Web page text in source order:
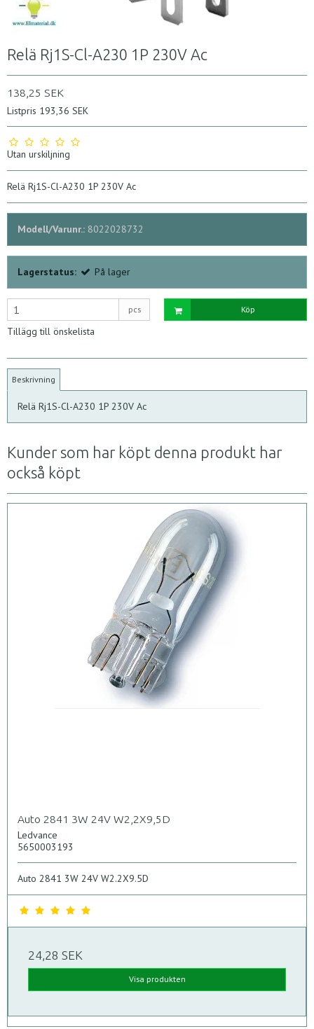
Relä Rj1S-Cl-A230 1P 230V Ac
138,25 SEK
Listpris 193,36 SEK
Utan urskiljning
Relä Rj1S-Cl-A230 1P 230V Ac
Modell/Varunr.: 8022028732
Lagerstatus: På lager
pcs Köp
Tillägg till önskelista
Beskrivning
Relä Rj1S-Cl-A230 1P 230V Ac
Kunder som har köpt denna produkt har
också köpt
Auto 2841 3W 24V W2,2X9,5D
Ledvance
5650003193
Auto 2841 3W 24V W2.2X9.5D
24,28 SEK
Visa produkten